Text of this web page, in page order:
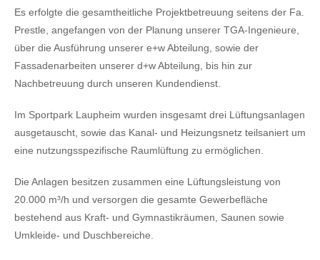
Es erfolgte die gesamtheitliche Projektbetreuung seitens der Fa.
Prestle, angefangen von der Planung unserer TGA-Ingenieure,
über die Ausführung unserer e+w Abteilung, sowie der
Fassadenarbeiten unserer d+w Abteilung, bis hin zur
Nachbetreuung durch unseren Kundendienst.
Im Sportpark Laupheim wurden insgesamt drei Lüftungsanlagen
ausgetauscht, sowie das Kanal- und Heizungsnetz teilsaniert um
eine nutzungsspezifische Raumlüftung zu ermöglichen.
Die Anlagen besitzen zusammen eine Lüftungsleistung von
20.000 m³/h und versorgen die gesamte Gewerbefläche
bestehend aus Kraft- und Gymnastikräumen, Saunen sowie
Umkleide- und Duschbereiche.